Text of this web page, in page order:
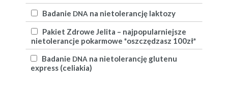
Badanie DNA na nietol­er­ancję laktozy
Paki­et Zdrowe Jeli­ta – najpop­u­larniejsze
nietol­er­anc­je pokar­mowe *oszczędza­sz 100zł*
Badanie DNA na nietol­er­ancję glutenu
express (celi­akia)